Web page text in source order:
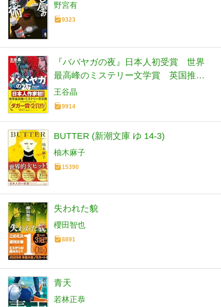
野宮有
9323
『ババヤガの夜』日本人初受賞 世界
最高峰のミステリー文学賞 英国推理
作家協会賞(ダガー賞） (河出文庫 お 46-
1)
王谷晶
9914
BUTTER (新潮文庫 ゆ 14-3)
柚木麻子
15390
失われた貌
櫻田智也
8891
青天
若林正恭